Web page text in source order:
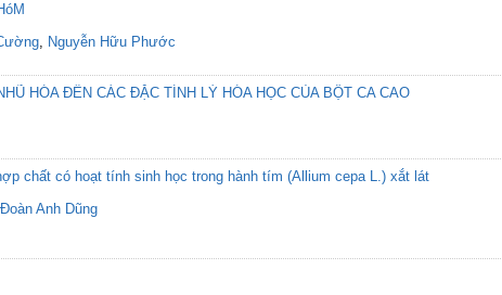
, Nguyễn Hữu Phước
HÓA ĐẾN CÁC ĐẶC TÍNH LÝ HÓA HỌC CỦA BỘT CA CAO
chất có hoạt tính sinh học trong hành tím (Allium cepa L.) xắt lát
Đoàn Anh Dũng